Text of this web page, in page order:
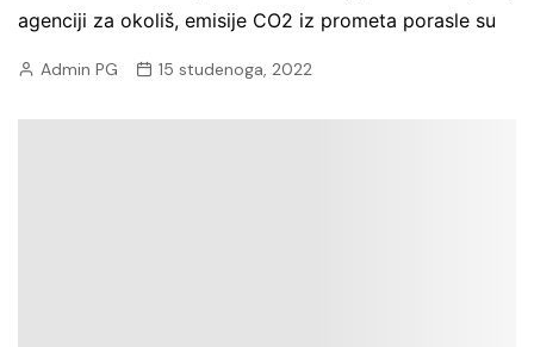
agenciji za okoliš, emisije CO2 iz prometa porasle su
Admin PG 15 studenoga, 2022